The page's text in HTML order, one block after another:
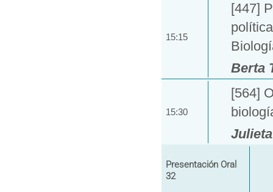
15:15
[447]
Berta
15:30
[564]
Presentación Oral
32